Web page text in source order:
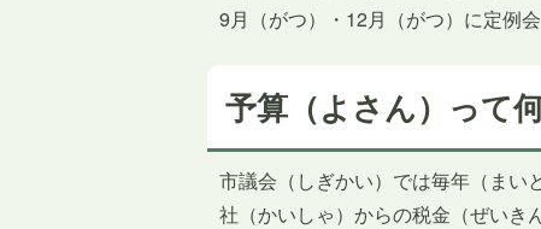
9月（がつ）・12月（がつ）に定例
予算（よさん）って
市議会（しぎかい）では毎年（まい
社（かいしゃ）からの税金（ぜいき